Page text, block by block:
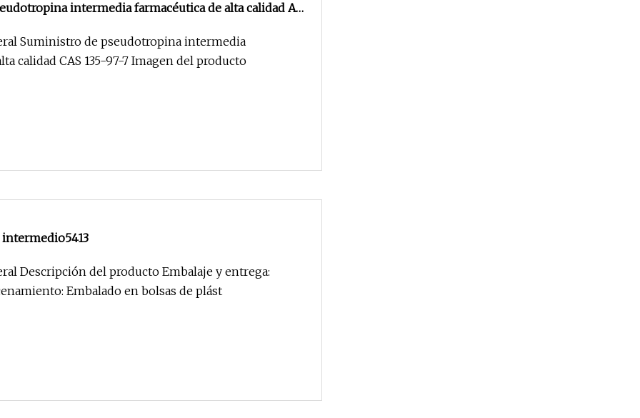
intermedia farmacéutica de alta calidad API
Suministro de pseudotropina intermedia
calidad CAS 135-97-7 Imagen del producto
Descripción del producto Embalaje y entrega:
Embalado en bolsas de plást